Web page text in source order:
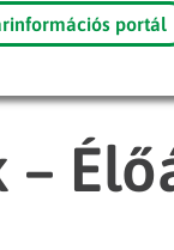
portál